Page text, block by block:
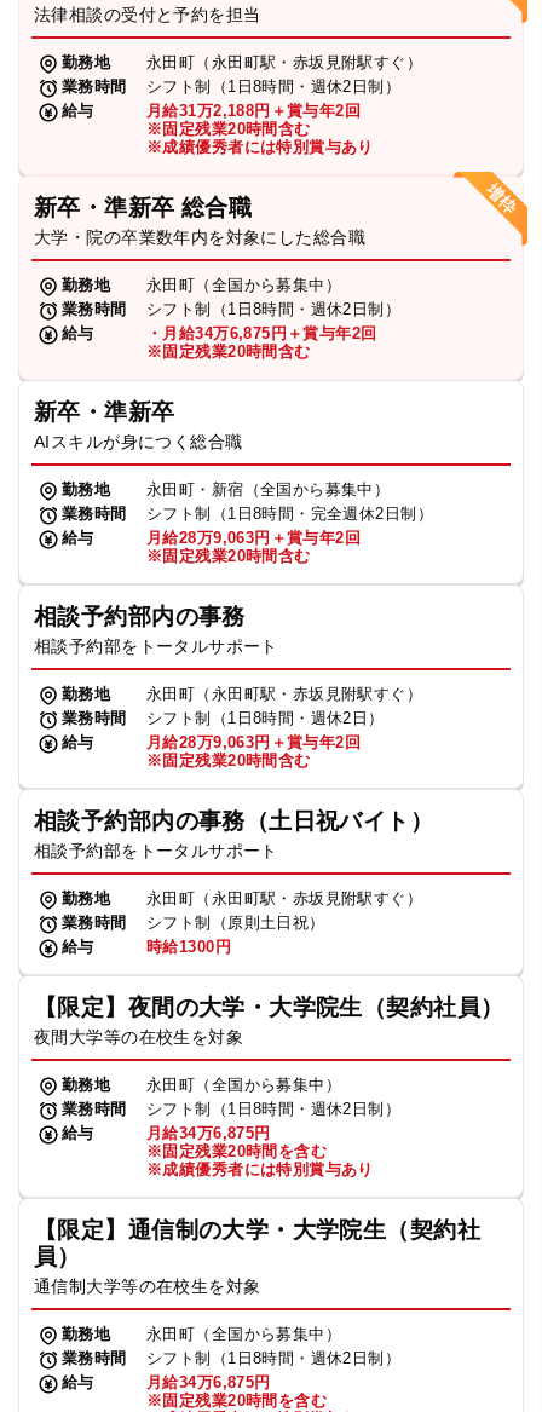
法律相談の受付と予約を担当
勤務地
永田町（永田町駅・赤坂見附駅すぐ）
業務時間
シフト制（1日8時間・週休2日制）
給与
月給31万2,188円＋賞与年2回
※固定残業20時間含む
※成績優秀者には特別賞与あり
新卒・準新卒 総合職
大学・院の卒業数年内を対象にした総合職
勤務地
永田町（全国から募集中）
業務時間
シフト制（1日8時間・週休2日制）
給与
・月給34万6,875円＋賞与年2回
※固定残業20時間含む
新卒・準新卒
AIスキルが身につく総合職
勤務地
永田町・新宿（全国から募集中）
業務時間
シフト制（1日8時間・完全週休2日制）
給与
月給28万9,063円＋賞与年2回
※固定残業20時間含む
相談予約部内の事務
相談予約部をトータルサポート
勤務地
永田町（永田町駅・赤坂見附駅すぐ）
業務時間
シフト制（1日8時間・週休2日）
給与
月給28万9,063円＋賞与年2回
※固定残業20時間含む
相談予約部内の事務（土日祝バイト）
相談予約部をトータルサポート
勤務地
永田町（永田町駅・赤坂見附駅すぐ）
業務時間
シフト制（原則土日祝）
給与
時給1300円
【限定】夜間の大学・大学院生（契約社員）
夜間大学等の在校生を対象
勤務地
永田町（全国から募集中）
業務時間
シフト制（1日8時間・週休2日制）
給与
月給34万6,875円
※固定残業20時間を含む
※成績優秀者には特別賞与あり
【限定】通信制の大学・大学院生（契約社
員）
通信制大学等の在校生を対象
勤務地
永田町（全国から募集中）
業務時間
シフト制（1日8時間・週休2日制）
給与
月給34万6,875円
※固定残業20時間を含む